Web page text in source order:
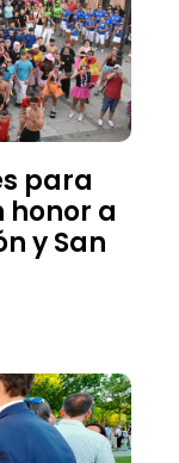
para
honor a
y San